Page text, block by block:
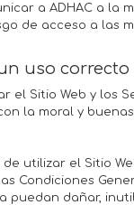
a ADHAC a la
de acceso a las
uso correcto
el Sitio Web y los
la moral y
utilizar el Sitio
Condiciones
puedan dañar,